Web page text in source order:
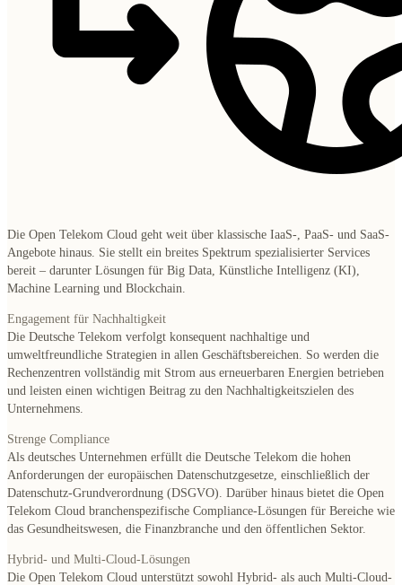
Die Open Telekom Cloud geht weit über klassische IaaS-, PaaS- und SaaS-
Angebote hinaus. Sie stellt ein breites Spektrum spezialisierter Services
bereit – darunter Lösungen für Big Data, Künstliche Intelligenz (KI),
Machine Learning und Blockchain.
Engagement für Nachhaltigkeit
Die Deutsche Telekom verfolgt konsequent nachhaltige und
umweltfreundliche Strategien in allen Geschäftsbereichen. So werden die
Rechenzentren vollständig mit Strom aus erneuerbaren Energien betrieben
und leisten einen wichtigen Beitrag zu den Nachhaltigkeitszielen des
Unternehmens.
Strenge Compliance
Als deutsches Unternehmen erfüllt die Deutsche Telekom die hohen
Anforderungen der europäischen Datenschutzgesetze, einschließlich der
Datenschutz-Grundverordnung (DSGVO). Darüber hinaus bietet die Open
Telekom Cloud branchenspezifische Compliance-Lösungen für Bereiche wie
das Gesundheitswesen, die Finanzbranche und den öffentlichen Sektor.
Hybrid- und Multi-Cloud-Lösungen
Die Open Telekom Cloud unterstützt sowohl Hybrid- als auch Multi-Cloud-